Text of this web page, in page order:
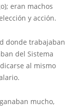
eran machos
y acción.
donde trabajaban
del Sistema
al mismo
mucho,